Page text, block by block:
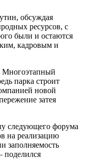
обсуждая
ресурсов, с
были и остаются
кадровым и
Многоэтапный
парка строит
новой
затея
следующего форума
на реализацию
заполняемость
поделился